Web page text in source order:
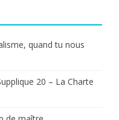
quand tu nous
20 – La Charte